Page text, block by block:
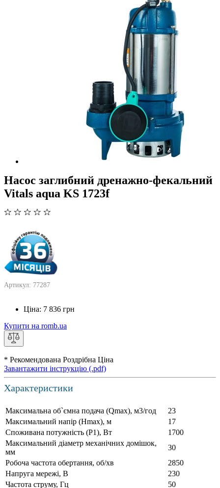
Насос заглибний дренажно-фекальний
Vitals aqua KS 1723f
Артикул: 77287
Ціна: 7 836 грн
Купити на romb.ua
* Рекомендована Роздрібна Ціна
Завантажити інструкцію (.pdf)
Характеристики
Максимальна об`ємна подача (Qmax), м3/год
23
Максимальний напір (Нmax), м
17
Споживана потужність (Р1), Вт
1700
Максимальний діаметр механічних домішок,
мм
30
Робоча частота обертання, об/хв
2850
Напруга мережі, В
230
Частота струму, Гц
50